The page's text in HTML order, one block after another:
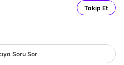
Takip Et
Soru Sor